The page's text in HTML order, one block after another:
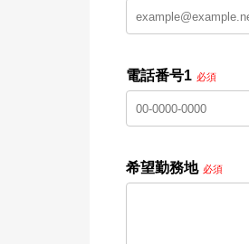
電話番号1 必須
希望勤務地 必須